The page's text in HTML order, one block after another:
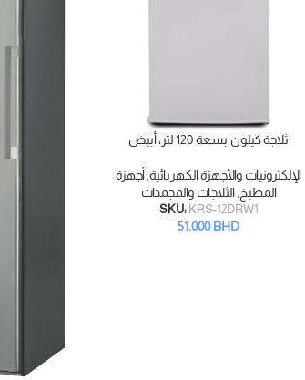
إلى السلة
ثلاجة كيلون بسعة 120 لتر، أبيض
الإلكترونيات والأجهزة الكهربائية أجهزة
المطبخ ,الثلاجات والمجمدات
SKU: KRS-12DRW1
51.000BHD